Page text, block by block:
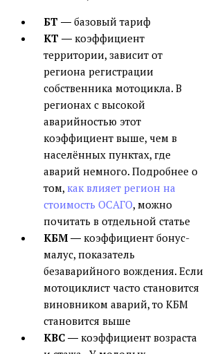
БТ ― базовый тариф
КТ ― коэффициент
территории, зависит от
региона регистрации
собственника мотоцикла. В
регионах с высокой
аварийностью этот
коэффициент выше, чем в
населённых пунктах, где
аварий немного. Подробнее о
том, как влияет регион на
стоимость ОСАГО, можно
почитать в отдельной статье
КБМ ― коэффициент бонус-
малус, показатель
безаварийного вождения. Если
мотоциклист часто становится
виновником аварий, то КБМ
становится выше
КВС ― коэффициент возраста